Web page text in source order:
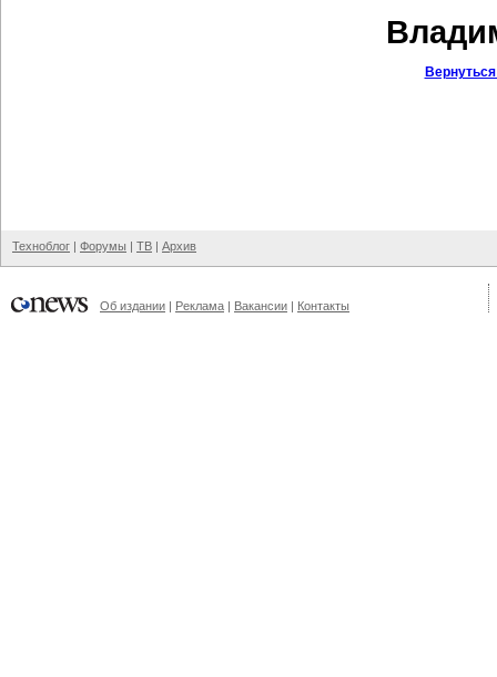
Техноблог | Форумы | ТВ | Архив
Об издании | Реклама | Вакансии | Контакты